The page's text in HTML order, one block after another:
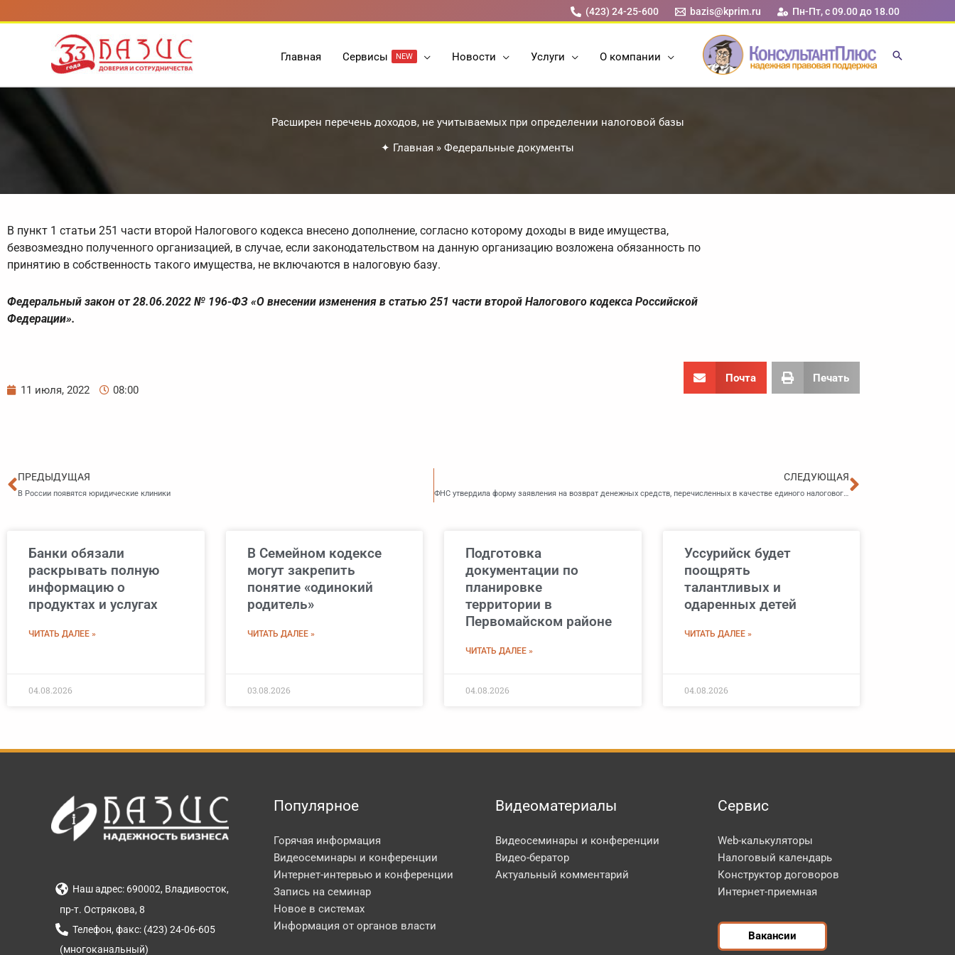
к
содержимому
(423) 24-25-600 bazis@kprim.ru Пн-Пт, с 09.00 до 18.00
Главная Cервисы NEW Новости Услуги О компании
Расширен перечень доходов, не учитываемых при определении налоговой базы
✦ Главная » Федеральные документы
В пункт 1 статьи 251 части второй Налогового кодекса внесено дополнение, согласно которому доходы в виде имущества,
безвозмездно полученного организацией, в случае, если законодательством на данную организацию возложена обязанность по
принятию в собственность такого имущества, не включаются в налоговую базу.
Федеральный закон от 28.06.2022 № 196-ФЗ «О внесении изменения в статью 251 части второй Налогового кодекса Российской
Федерации».
11 июля, 2022 08:00
Почта Печать
Пред
ПРЕДЫДУЩАЯ
В России появятся юридические клиники
СЛЕДУЮЩАЯ
ФНС утвердила форму заявления на возврат денежных средств, перечисленных в качестве единого налогового платежа
Банки обязали
раскрывать полную
информацию о
продуктах и услугах
ЧИТАТЬ ДАЛЕЕ »
04.08.2026
В Семейном кодексе
могут закрепить
понятие «одинокий
родитель»
ЧИТАТЬ ДАЛЕЕ »
03.08.2026
Подготовка
документации по
планировке
территории в
Первомайском районе
ЧИТАТЬ ДАЛЕЕ »
04.08.2026
Уссурийск будет
поощрять
талантливых и
одаренных детей
ЧИТАТЬ ДАЛЕЕ »
04.08.2026
Наш адрес: 690002, Владивосток,
пр-т. Острякова, 8
Телефон, факс: (423) 24-06-605
(многоканальный)
Популярное
Горячая информация
Видеосеминары и конференции
Интернет-интервью и конференции
Запись на семинар
Новое в системах
Информация от органов власти
Видеоматериалы
Видеосеминары и конференции
Видео-бератор
Актуальный комментарий
Сервис
Web-калькуляторы
Налоговый календарь
Конструктор договоров
Интернет-приемная
Вакансии